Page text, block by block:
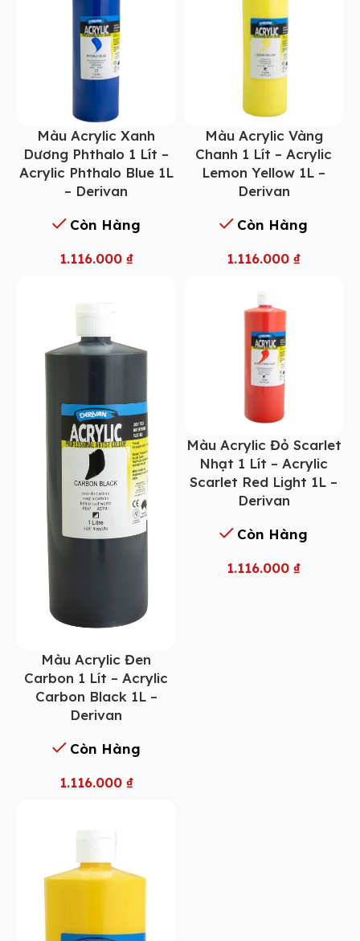
Màu Acrylic Xanh
Dương Phthalo 1 Lít –
Acrylic Phthalo Blue 1L
– Derivan
Còn Hàng
1.116.000 ₫
Màu Acrylic Vàng
Chanh 1 Lít – Acrylic
Lemon Yellow 1L –
Derivan
Còn Hàng
1.116.000₫
Màu Acrylic Đen
Carbon 1 Lít – Acrylic
Carbon Black 1L –
Derivan
Còn Hàng
1.116.000 ₫
Màu Acrylic Đỏ Scarlet
Nhạt 1 Lít – Acrylic
Scarlet Red Light 1L –
Derivan
Còn Hàng
1.116.000₫